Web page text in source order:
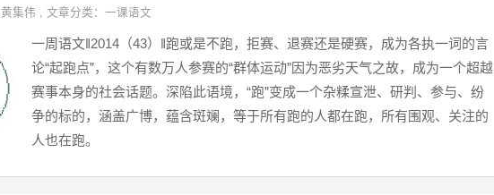
黄集伟 , 文章分类： 一课语文
一周语文‖2014（43）‖跑或是不跑，拒赛、退赛还是硬赛，成为各执一词的言
论“起跑点”，这个有数万人参赛的“群体运动”因为恶劣天气之故，成为一个超越
赛事本身的社会话题。深陷此语境，“跑”变成一个杂糅宣泄、研判、参与、纷
争的标的，涵盖广博，蕴含斑斓，等于所有跑的人都在跑，所有围观、关注的
人也在跑。